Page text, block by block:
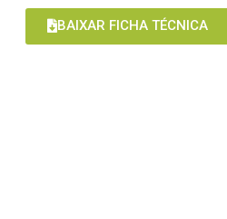
BAIXAR FICHA TÉCNICA